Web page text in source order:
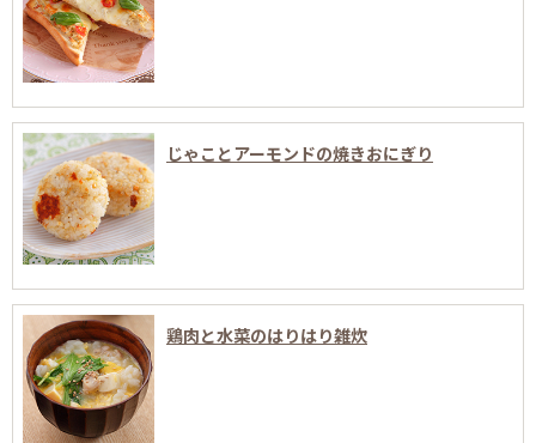
じゃことアーモンドの焼きおにぎり
鶏肉と水菜のはりはり雑炊